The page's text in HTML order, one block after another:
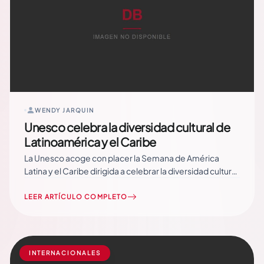
WENDY JARQUIN
Unesco celebra la diversidad cultural de
Latinoamérica y el Caribe
La Unesco acoge con placer la Semana de América
Latina y el Caribe dirigida a celebrar la diversidad cultural
organización, Edouard Matoko. En declaraciones a
LEER ARTÍCULO COMPLETO
INTERNACIONALES